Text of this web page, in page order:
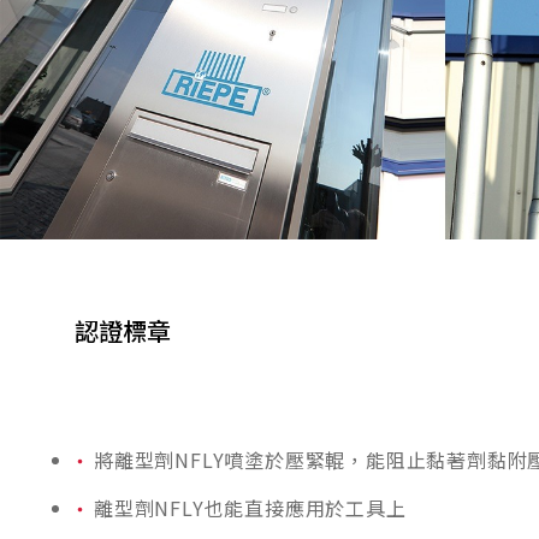
認證標章
將離型劑NFLY噴塗於壓緊輥，能阻止黏著劑黏附
離型劑NFLY也能直接應用於工具上